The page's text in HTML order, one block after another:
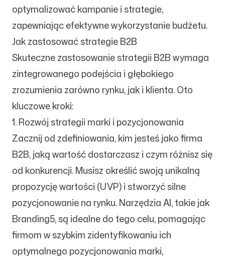
optymalizować kampanie i strategie,
zapewniając efektywne wykorzystanie budżetu.
Jak zastosować strategie B2B
Skuteczne zastosowanie strategii B2B wymaga
zintegrowanego podejścia i głębokiego
zrozumienia zarówno rynku, jak i klienta. Oto
kluczowe kroki:
1. Rozwój strategii marki i pozycjonowania
Zacznij od zdefiniowania, kim jesteś jako firma
B2B, jaką wartość dostarczasz i czym różnisz się
od konkurencji. Musisz określić swoją unikalną
propozycję wartości (UVP) i stworzyć silne
pozycjonowanie na rynku. Narzędzia AI, takie jak
Branding5, są idealne do tego celu, pomagając
firmom w szybkim zidentyfikowaniu ich
optymalnego pozycjonowania marki,